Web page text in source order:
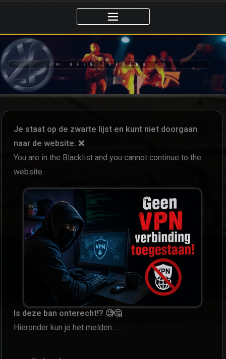
🚨 GEEN TOEGANG ‼️
Je staat op de zwarte lijst en kunt niet doorgaan
naar de website. ❌
You are in the Blacklist and you cannot continue to the
website.
Is deze ban onterecht!? 🧐🤔
Hieronder kun je het melden……